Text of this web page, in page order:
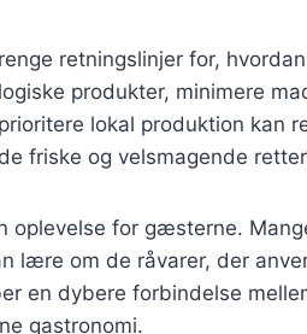
retningslinjer for,
produkter, minimere
lokal produktion kan
friske og velsmagende
oplevelse for gæsterne.
lære om de råvarer, der
en dybere forbindelse
gastronomi.